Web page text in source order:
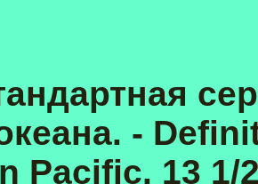
-
Pacific. 13 1/